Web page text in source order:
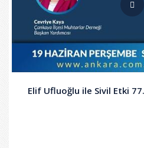
Elif Ufluoğlu ile Sivil Etki